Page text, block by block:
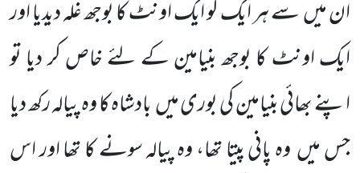
ان میںسے ہر ایک کو ایک اونٹ کا بوجھ غلہ دیدیا اور
ایک اونٹ کا بوجھ بنیامین کے لئےخاص کر دیا تو
اپنے بھائی بنیامین کی بوری میںبادشاہ کا وہ پیالہ رکھ دیا
جس میںوہ پانی پیتا تھا، وہ پیالہ سونے کا تھا اور اس